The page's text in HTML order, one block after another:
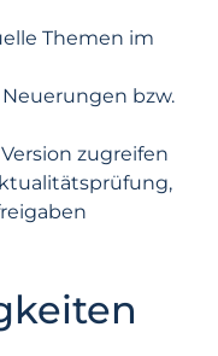
Themen im
Neuerungen bzw.
zugreifen